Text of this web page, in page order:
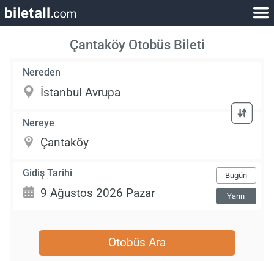
Çantaköy Otobüs Bileti
Nereden
Nereye
Gidiş Tarihi Bugün
Yarın
Otobüs Ara